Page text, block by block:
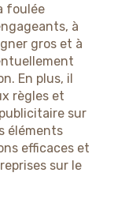
foulée
à
gros et à
En plus, il
règles et
sur
éléments
efficaces et
sur le